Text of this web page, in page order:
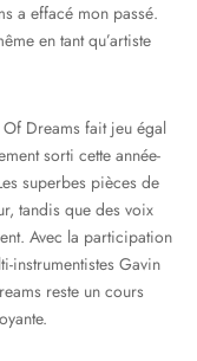
a effacé mon passé.
en tant qu’artiste
Dreams fait jeu égal
sorti cette année-
superbes pièces de
tandis que des voix
Avec la participation
instrumentistes Gavin
reste un cours